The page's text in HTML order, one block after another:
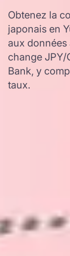
Obtenez la
japonais en
aux données
change
Bank, y
taux.